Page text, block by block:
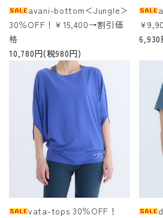
avani-bottom＜Jungle＞
30％OFF！￥15,400→割引価
格
10,780円(税980円)
￥
6,930
vata-tops 30％OFF！